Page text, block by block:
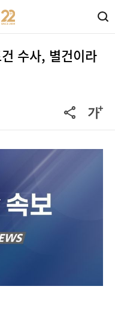
수사, 별건이라